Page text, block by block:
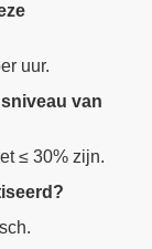
uur.
van
≤ 30% zijn.